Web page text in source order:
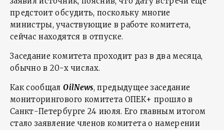
предстоит обсудить, поскольку многие
министры, участвующие в работе комитета,
сейчас находятся в отпуске.
Заседание комитета проходит раз в два месяца,
обычно в 20-х числах.
Как сообщалOilNews, предыдущее заседание
мониторингового комитета ОПЕК+ прошло в
Санкт-Петербурге 24 июля. Его главным итогом
стало заявление членов комитета о намерении